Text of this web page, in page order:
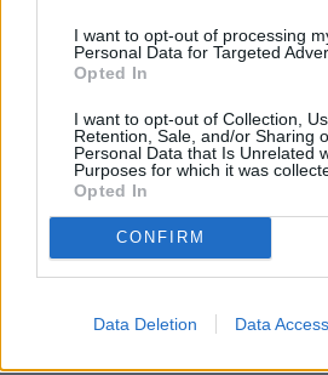
I want to opt-out of processing
Personal Data for Targeted
Opted In
I want to opt-out of Collection,
Retention, Sale, and/or Sharing
Personal Data that Is Unrelated
Purposes for which it was
Opted In
CONFIRM
Data Deletion Data Access